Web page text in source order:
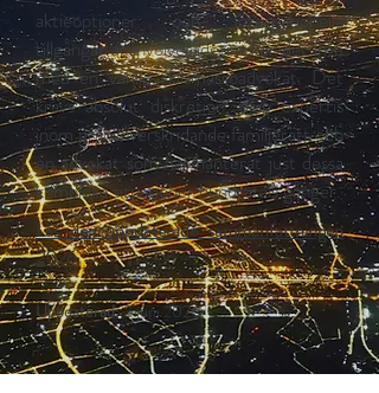
aktieoptioner och internationella
tillgångar är involverade räcker det inte
med en vanlig skilsmässoadvokat. Det
krävs absolut diskretion, djup expertis
inom gränsöverskridande familjerätt och
en advokat som har hanterat just dessa
komplexa situationer hundratals gånger.
Läs den uppdaterade sammanfattningen
2026→
Uppdaterad:3 juni 2026